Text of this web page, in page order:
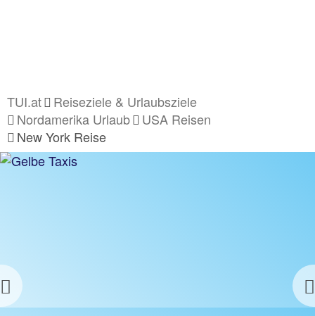
TUI.at
Reiseziele & Urlaubsziele
Nordamerika Urlaub
USA Reisen
New York Reise
Previous